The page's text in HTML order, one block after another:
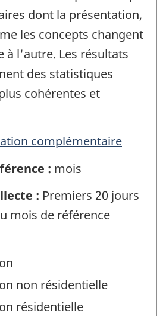
dont la présentation,
les concepts changent
à l'autre. Les résultats
des statistiques
cohérentes et
complémentaire
: mois
: Premiers 20 jours
mois de référence
non résidentielle
résidentielle